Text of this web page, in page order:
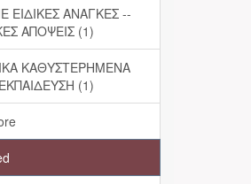
ΕΙΔΙΚΕΣ ΑΝΑΓΚΕΣ --
ΑΠΟΨΕΙΣ (1)
ΚΑΘΥΣΤΕΡΗΜΕΝΑ
(1)